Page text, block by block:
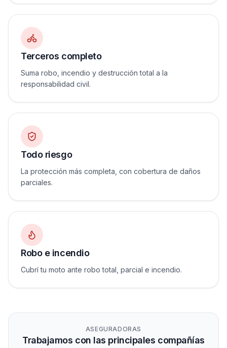
Terceros completo
Suma robo, incendio y destrucción total a la
responsabilidad civil.
Todo riesgo
La protección más completa, con cobertura de daños
parciales.
Robo e incendio
Cubrí tu moto ante robo total, parcial e incendio.
ASEGURADORAS
Trabajamos con las principales compañías